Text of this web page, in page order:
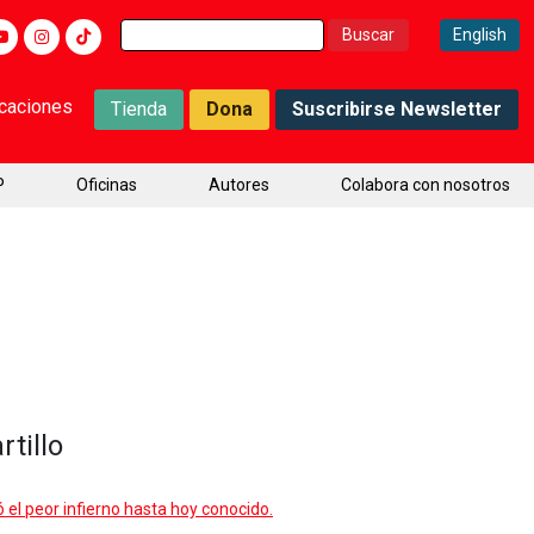
Buscar: English
Tienda Dona Suscribirse Newsletter
Oficinas Autores Colabora con nosotros
peor infierno hasta hoy conocido.